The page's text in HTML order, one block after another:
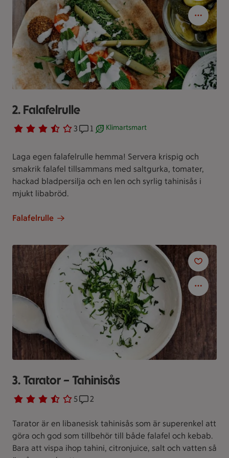
2. Falafelrulle
Betyg 3.7 av 5. 3
3 personer har röstatReceptet har 1 kommentarer
1 Receptet är ett klimartsmart val.
Klimartsmart
Laga egen falafelrulle hemma! Servera krispig och
smakrik falafel tillsammans med saltgurka, tomater,
hackad bladpersilja och en len och syrlig tahinisås i
mjukt libabröd.
Falafelrulle
3. Tarator – Tahinisås
Betyg 3.4 av 5. 5
5 personer har röstatReceptet har 2 kommentarer
2
Tarator är en libanesisk tahinisås som är superenkel att
göra och god som tillbehör till både falafel och kebab.
Bara att vispa ihop tahini, citronjuice, salt och vatten så